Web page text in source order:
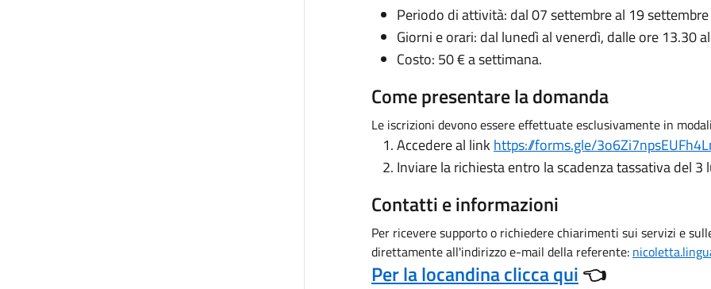
Periodo di attività: dal 07 settembre al 19
Giorni e orari: dal lunedì al venerdì, dalle ore 13.30
Costo: 50 € a settimana.
Come presentare la domanda
Le iscrizioni devono essere effettuate esclusivamente in
Accedere al link https://forms.gle/
Inviare la richiesta entro la scadenza tassativa del 3
Contatti e informazioni
Per ricevere supporto o richiedere chiarimenti sui servizi e
direttamente all'indirizzo e-mail della referente:
Per la locandina clicca qui👈